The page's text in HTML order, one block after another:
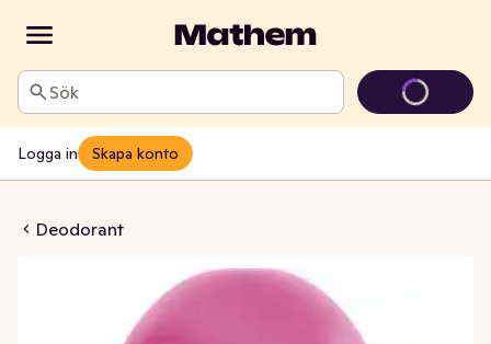
Sök
Logga in Skapa konto
Deodorant& Lemon 72h